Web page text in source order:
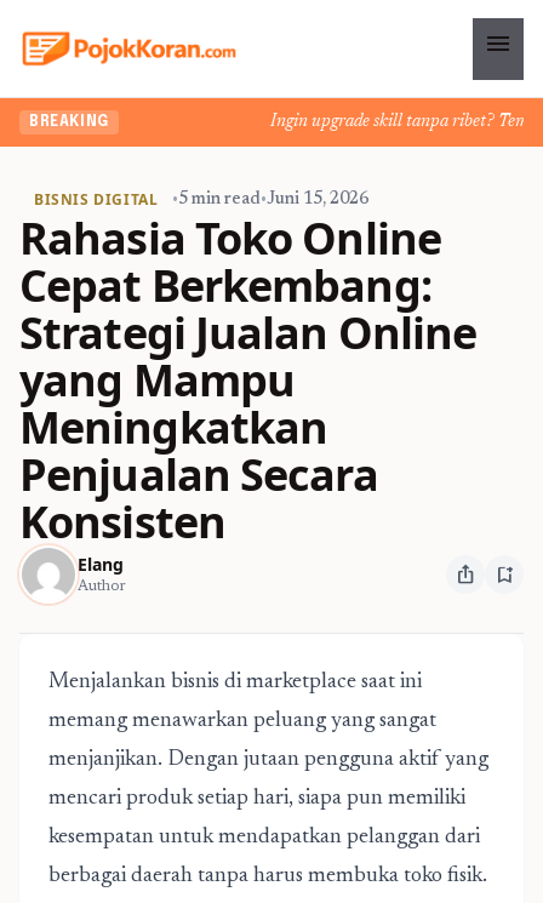
menu
BREAKING Ingin upgrade skill tanpa ribet?
BISNIS DIGITAL •5 min read•Juni 15, 2026
Rahasia Toko Online
Cepat Berkembang:
Strategi Jualan Online
yang Mampu
Meningkatkan
Penjualan Secara
Konsisten
Elang
Author ios_share bookmark_add
Menjalankan bisnis di marketplace saat ini
memang menawarkan peluang yang sangat
menjanjikan. Dengan jutaan pengguna aktif yang
mencari produk setiap hari, siapa pun memiliki
kesempatan untuk mendapatkan pelanggan dari
berbagai daerah tanpa harus membuka toko fisik.